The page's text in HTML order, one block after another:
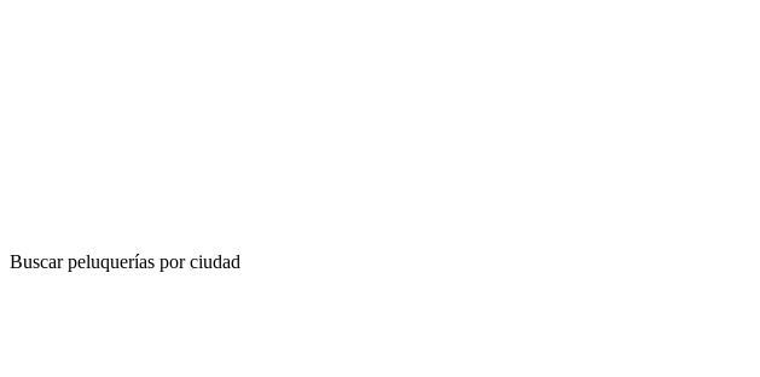
Buscar peluquerías por ciudad